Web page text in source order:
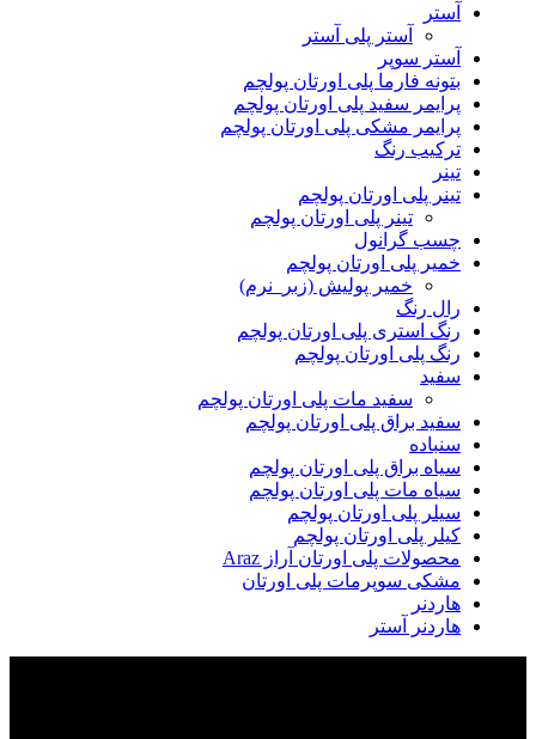
آستر
آستر پلی آستر
آستر سوپر
بتونه فارما پلی اورتان پولچم
پرایمر سفید پلی اورتان پولچم
پرایمر مشکی پلی اورتان پولچم
ترکیب رنگ
تینر
تینر پلی اورتان پولچم
تینر پلی اورتان پولچم
چسب گرانول
خمیر پلی اورتان پولچم
خمیر پولیش (زبر_نرم)
رال رنگ
رنگ استری پلی اورتان پولچم
رنگ پلی اورتان پولچم
سفید
سفید مات پلی اورتان پولچم
سفید براق پلی اورتان پولچم
سنباده
سیاه براق پلی اورتان پولچم
سیاه مات پلی اورتان پولچم
سیلر پلی اورتان پولچم
کیلر پلی اورتان پولچم
محصولات پلی اورتان آراز Araz
مشکی سوپرمات پلی اورتان
هاردنر
هاردنر آستر